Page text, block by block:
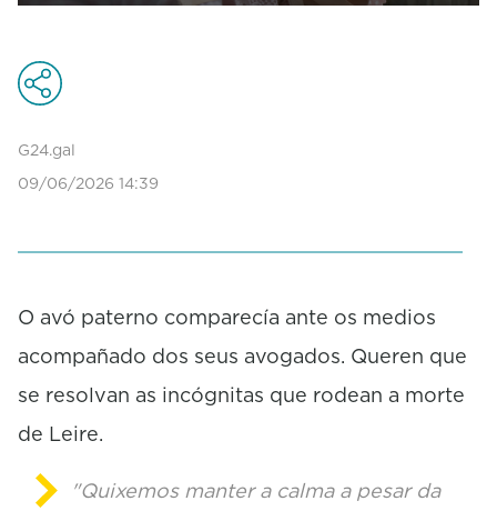
c
o
d
o
s
o
d
G24.gal
09/06/2026 14:39
O avó paterno comparecía ante os medios
acompañado dos seus avogados. Queren que
se resolvan as incógnitas que rodean a morte
de Leire.
"Quixemos manter a calma a pesar da